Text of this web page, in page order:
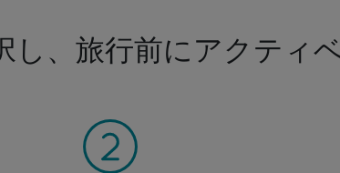
し、旅行前にアクティ